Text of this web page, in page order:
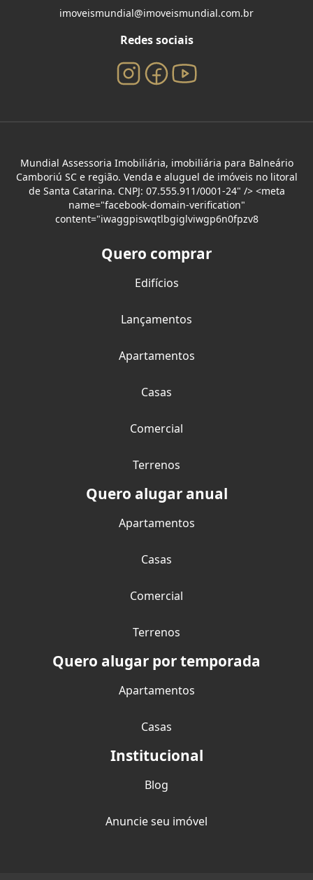
imoveismundial@imoveismundial.com.br
Redes sociais
Mundial Assessoria Imobiliária, imobiliária para Balneário
Camboriú SC e região. Venda e aluguel de imóveis no litoral
de Santa Catarina. CNPJ: 07.555.911/0001-24" /> <meta
name="facebook-domain-verification"
content="iwaggpiswqtlbgiglviwgp6n0fpzv8
Quero comprar
Edifícios
Lançamentos
Apartamentos
Casas
Comercial
Terrenos
Quero alugar anual
Apartamentos
Casas
Comercial
Terrenos
Quero alugar por temporada
Apartamentos
Casas
Institucional
Blog
Anuncie seu imóvel